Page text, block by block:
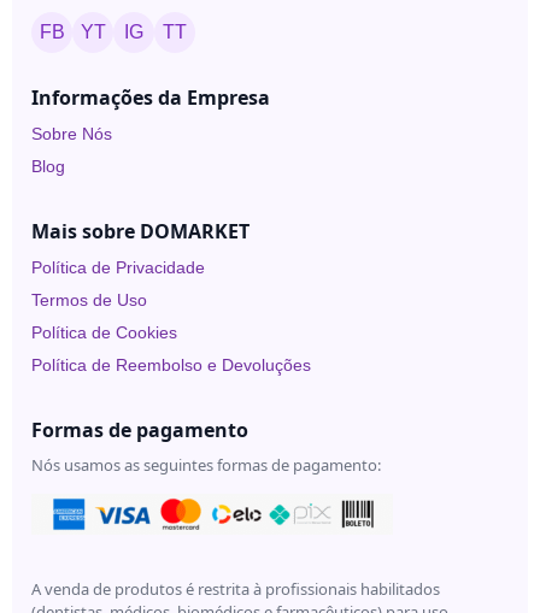
Toskani
Skin
FB YT IG TT
Informações da Empresa
Sobre Nós
Blog
Mais sobre DOMARKET
Política de Privacidade
Termos de Uso
Política de Cookies
Política de Reembolso e Devoluções
Formas de pagamento
Nós usamos as seguintes formas de pagamento:
A venda de produtos é restrita à profissionais habilitados